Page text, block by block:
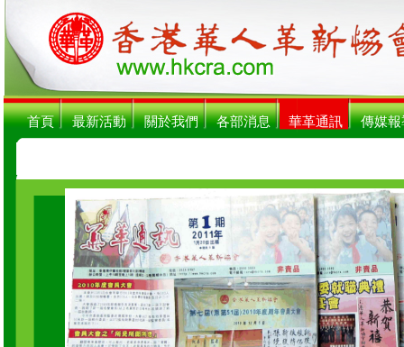
首頁 最新活動 關於我們 各部消息 華革通訊 傳媒報